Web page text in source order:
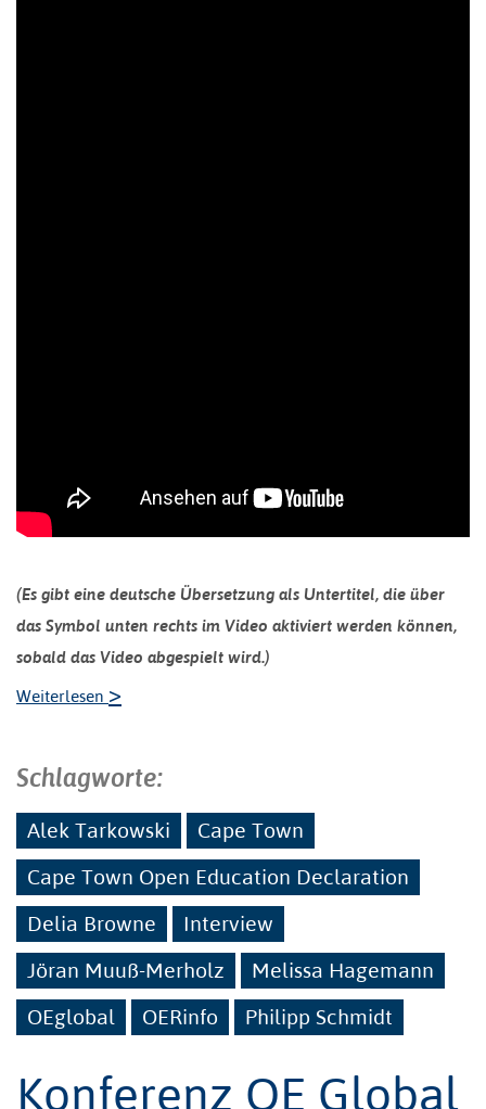
(Es gibt eine deutsche Übersetzung als Untertitel, die über
das Symbol unten rechts im Video aktiviert werden können,
sobald das Video abgespielt wird.)
Weiterlesen >
Schlagworte:
Alek Tarkowski
Cape Town
Cape Town Open Education Declaration
Delia Browne
Interview
Jöran Muuß-Merholz
Melissa Hagemann
OEglobal
OERinfo Philipp Schmidt
Konferenz OE Global